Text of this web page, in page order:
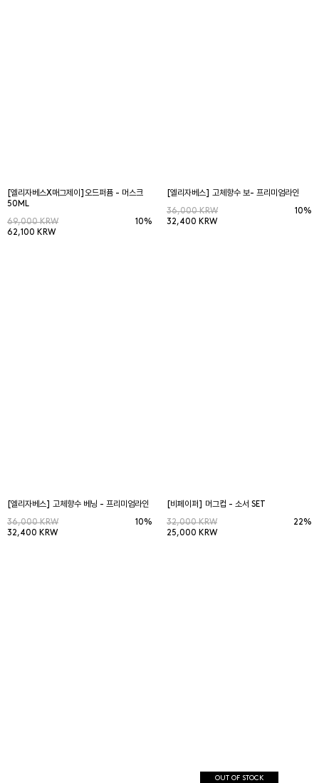
[엘리자베스X매그제이]오드퍼퓸 - 머스크
50ML
69,000 KRW
62,100 KRW
10%
[엘리자베스] 고체향수 보- 프리미엄라인
36,000 KRW
32,400 KRW
10%
[엘리자베스] 고체향수 베닝 - 프리미엄라인
36,000 KRW
32,400 KRW
10%
[비페이퍼] 머그컵 - 소서 SET
32,000 KRW
25,000 KRW
22%
OUT OF STOCK